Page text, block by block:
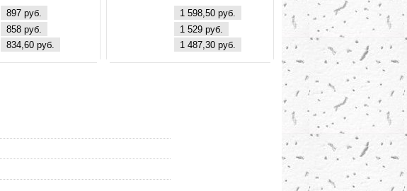
260В 4000К 3000Лм
595х595х25мм +
ЭПРА БЕЛАЯ IP40
ASD
897 руб.
858 руб.
834,60 руб.
4000К 3200Лм
(595*595*10) (VLP2-
40-4000) VKL electric
1 598,50 руб.
1 529 руб.
1 487,30 руб.